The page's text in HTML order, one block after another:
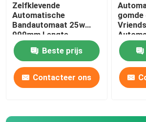
Contacteer ons
Nieuws
Elektrische Bandautomaat
De Automaat van de
Zelfklevende
Automatische
Bandautomaat 25w
999mm Lengte
Ruimtebesparing
Beste prijs
Contacteer ons
gomde